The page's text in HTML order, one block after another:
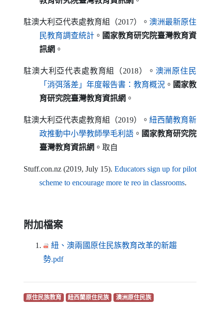
駐澳大利亞代表處教育組（2017）。 澳洲最新原住
民教育調查統計（另開新視窗）
。 國家教育研究院臺灣教育資
訊網 。
駐澳大利亞代表處教育組（2018）。 澳洲原住民
「消弭落差」年度報告書：教育概況（另開新視窗）
。 國家教
育研究院臺灣教育資訊網 。
駐澳大利亞代表處教育組（2019）。 紐西蘭教育新
政推動中小學教師學毛利語（另開新視窗）
。 國家教育研究院
臺灣教育資訊網 。取自
Stuff.con.nz (2019, July 15). Educators sign up for pilot
scheme to encourage more te reo in classrooms（另開新視窗
.
附加檔案
紐、澳兩國原住民族教育改革的新趨
勢.pdf（另開新視窗）
原住民族教育（另開新視窗）
紐西蘭原住民族（另開新視窗）
澳洲原住民族（另開新視窗）